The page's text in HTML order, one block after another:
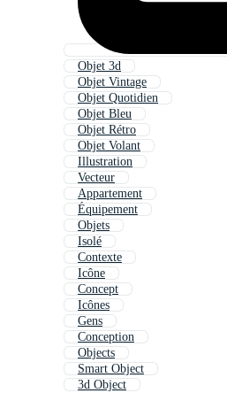
Objet 3d
Objet Vintage
Objet Quotidien
Objet Bleu
Objet Rétro
Objet Volant
Illustration
Vecteur
Appartement
Équipement
Objets
Isolé
Contexte
Icône
Concept
Icônes
Gens
Conception
Objects
Smart Object
3d Object